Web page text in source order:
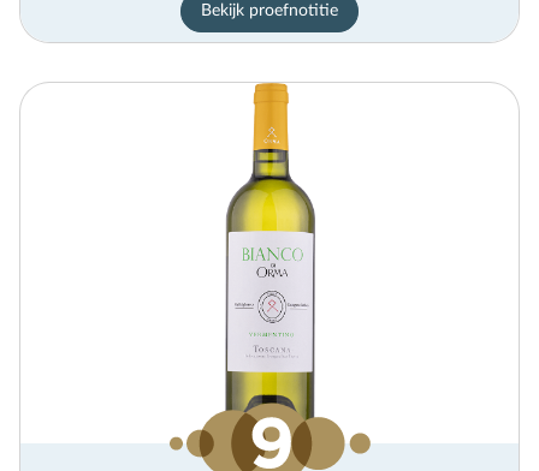
Bekijk proefnotitie